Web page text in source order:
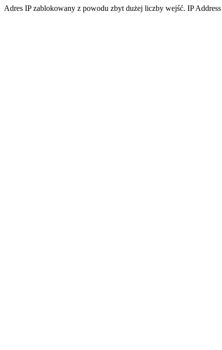
Adres IP zablokowany z powodu zbyt dużej liczby wejść. IP